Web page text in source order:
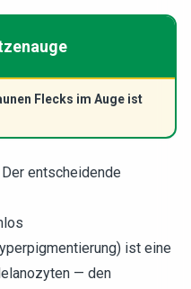
Flecks im Auge ist
entscheidende
ist eine
— den